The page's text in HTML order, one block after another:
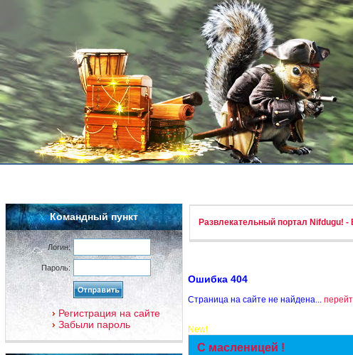
Командный пункт
Логин:
Пароль:
Регистрация на сайте
Забыли пароль
Развлекательный портал Nifdugu!
Ошибка 404
Страница на сайте не найдена...
New!
С масленицей !